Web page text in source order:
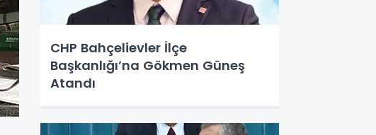
CHP Bahçelievler İlçe
Başkanlığı’na Gökmen Güneş
Atandı